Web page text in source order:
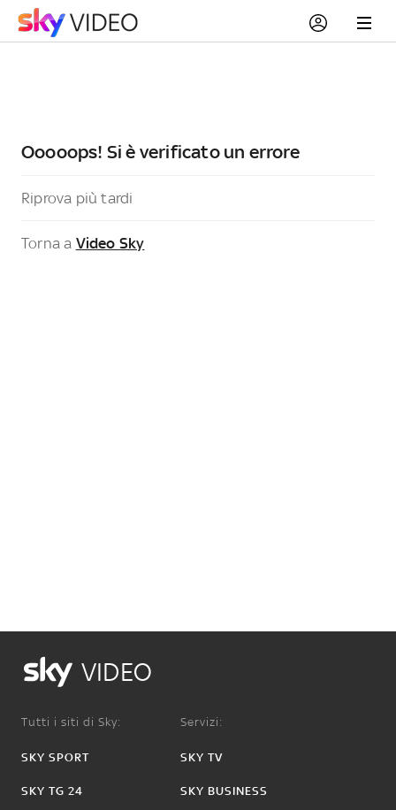
Ooooops! Si è verificato un errore
Riprova più tardi
Torna a Video Sky
VIDEO
Tutti i siti di Sky:
SKY SPORT
SKY TG 24
Servizi:
SKY TV
SKY BUSINESS